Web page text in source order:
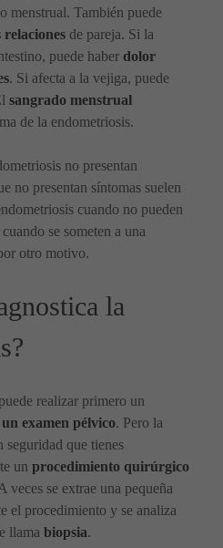
menstrual. También puede
de pareja. Si la
puede haber dolor
. Si afecta a la vejiga, puede
sangrado menstrual
de la endometriosis.
no presentan
no presentan síntomas suelen
cuando no pueden
se someten a una
otro motivo.
la
realizar primero un
examen pélvico. Pero la
seguridad que tienes
un procedimiento quirúrgico
veces se extrae una pequeña
el procedimiento y se analiza
llama biopsia.